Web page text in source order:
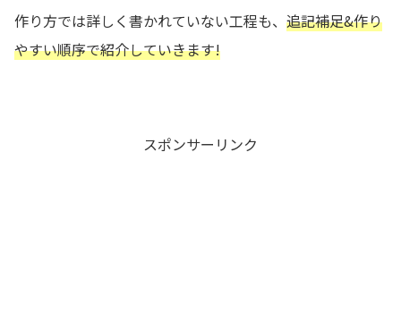
作り方では詳しく書かれていない工程も、 追記補足&作り
やすい順序で紹介していきます!
スポンサーリンク